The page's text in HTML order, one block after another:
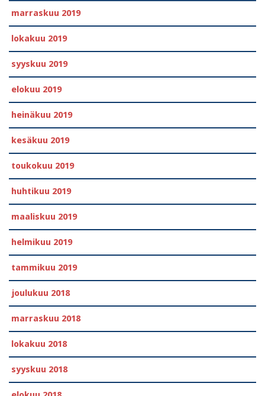
marraskuu 2019
lokakuu 2019
syyskuu 2019
elokuu 2019
heinäkuu 2019
kesäkuu 2019
toukokuu 2019
huhtikuu 2019
maaliskuu 2019
helmikuu 2019
tammikuu 2019
joulukuu 2018
marraskuu 2018
lokakuu 2018
syyskuu 2018